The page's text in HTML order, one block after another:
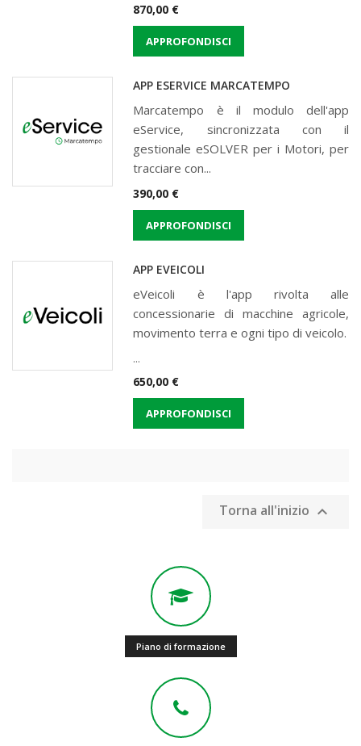
Prezzo
870,00 €
APPROFONDISCI
APP ESERVICE MARCATEMPO
Marcatempo è il modulo dell'app
eService, sincronizzata con il
gestionale eSOLVER per i Motori, per
tracciare con...
Prezzo
390,00 €
APPROFONDISCI
APP EVEICOLI
eVeicoli è l'app rivolta alle
concessionarie di macchine agricole,
movimento terra e ogni tipo di veicolo.
...
Prezzo
650,00 €
APPROFONDISCI
Torna all'inizio 
Piano di formazione